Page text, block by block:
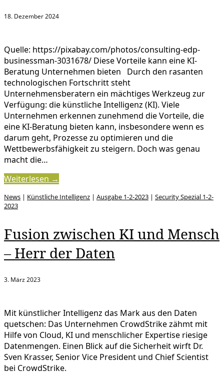
18. Dezember 2024
Quelle: https://pixabay.com/photos/consulting-edp-
businessman-3031678/ Diese Vorteile kann eine KI-
Beratung Unternehmen bieten Durch den rasanten
technologischen Fortschritt steht
Unternehmensberatern ein mächtiges Werkzeug zur
Verfügung: die künstliche Intelligenz (KI). Viele
Unternehmen erkennen zunehmend die Vorteile, die
eine KI-Beratung bieten kann, insbesondere wenn es
darum geht, Prozesse zu optimieren und die
Wettbewerbsfähigkeit zu steigern. Doch was genau
macht die…
Weiterlesen →
News | Künstliche Intelligenz | Ausgabe 1-2-2023 | Security Spezial 1-2-
2023
Fusion zwischen KI und Mensch
– Herr der Daten
3. März 2023
Mit künstlicher Intelligenz das Mark aus den Daten
quetschen: Das Unternehmen CrowdStrike zähmt mit
Hilfe von Cloud, KI und menschlicher Expertise riesige
Datenmengen. Einen Blick auf die Sicherheit wirft Dr.
Sven Krasser, Senior Vice President und Chief Scientist
bei CrowdStrike.